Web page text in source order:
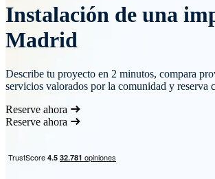
Instalación de una
Madrid
Describe tu proyecto en 2 minutos, compara
servicios valorados por la comunidad y reserva
Reserve ahora
Reserve ahora